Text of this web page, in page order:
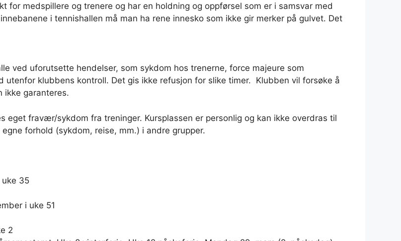
for medspillere og trenere og har en holdning og oppførsel som er i samsvar med
i tennishallen må man ha rene innesko som ikke gir merker på gulvet. Det
ved uforutsette hendelser, som sykdom hos trenerne, force majeure som
klubbens kontroll. Det gis ikke refusjon for slike timer. Klubben vil forsøke å
ikke garanteres.
eget fravær/sykdom fra treninger. Kursplassen er personlig og kan ikke overdras til
forhold (sykdom, reise, mm.) i andre grupper.
uke 35
i uke 51
2